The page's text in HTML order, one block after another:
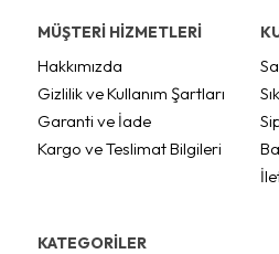
MÜŞTERİ HİZMETLERİ
Hakkımızda
Gizlilik ve Kullanım Şartları
Garanti ve İade
Kargo ve Teslimat Bilgileri
KATEGORİLER